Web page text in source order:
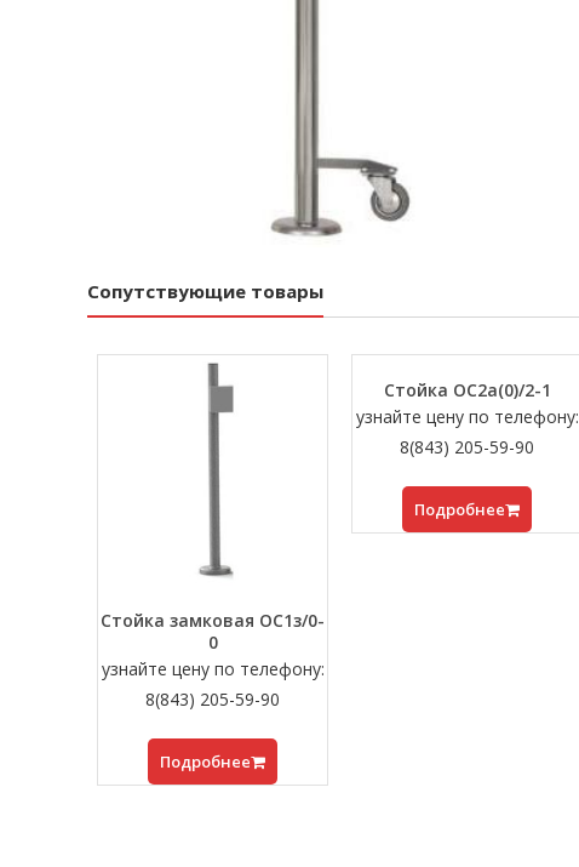
Сопутствующие товары
Стойка замковая ОС1з/0-
0
узнайте цену по телефону:
8(843) 205-59-90
Подробнее
Стойка ОС2а(0)/2-1
узнайте цену по телефону:
8(843) 205-59-90
Подробнее